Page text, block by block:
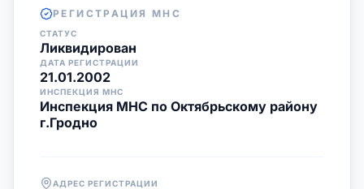
РЕГИСТРАЦИЯ МНС
СТАТУС
Ликвидирован
ДАТА РЕГИСТРАЦИИ
21.01.2002
ИНСПЕКЦИЯ МНС
Инспекция МНС по Октябрьскому району
г.Гродно
АДРЕС РЕГИСТРАЦИИ